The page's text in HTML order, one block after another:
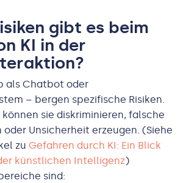
gibt es beim
KI in der
als Chatbot oder
– bergen spezifische Risiken.
sie diskriminieren, falsche
oder Unsicherheit erzeugen. (Siehe
zu Gefahren durch KI: Ein Blick
künstlichen Intelligenz)
sind: